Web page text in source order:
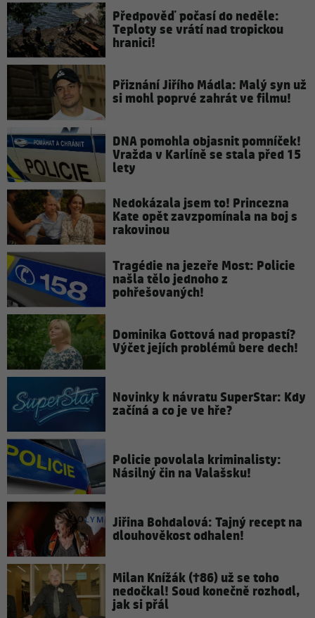
Předpověď počasí do neděle:
Teploty se vrátí nad tropickou
hranici!
Přiznání Jiřího Mádla: Malý syn už
si mohl poprvé zahrát ve filmu!
DNA pomohla objasnit pomníček!
Vražda v Karlíně se stala před 15
lety
Nedokázala jsem to! Princezna
Kate opět zavzpomínala na boj s
rakovinou
Tragédie na jezeře Most: Policie
našla tělo jednoho z
pohřešovaných!
Dominika Gottová nad propastí?
Výčet jejích problémů bere dech!
Novinky k návratu SuperStar: Kdy
začíná a co je ve hře?
Policie povolala kriminalisty:
Násilný čin na Valašsku!
Jiřina Bohdalová: Tajný recept na
dlouhověkost odhalen!
Milan Knížák (†86) už se toho
nedočkal! Soud konečně rozhodl,
jak si přál